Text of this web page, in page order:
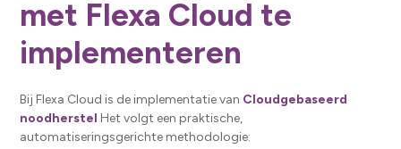
met Flexa Cloud te
implementeren
Bij Flexa Cloud is de implementatie van Cloudgebaseerd
noodherstel Het volgt een praktische,
automatiseringsgerichte methodologie: